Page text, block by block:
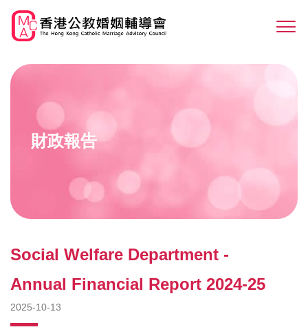
main
財政報告
Social Welfare Department -
Annual Financial Report 2024-25
2025-10-13